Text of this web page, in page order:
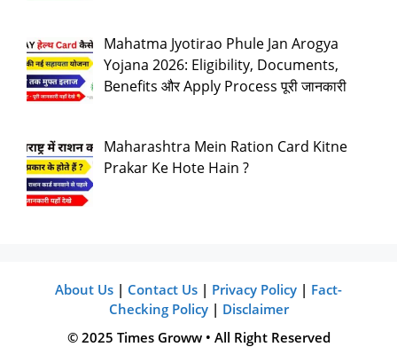
Mahatma Jyotirao Phule Jan Arogya
Yojana 2026: Eligibility, Documents,
Benefits और Apply Process पूरी जानकारी
Maharashtra Mein Ration Card Kitne
Prakar Ke Hote Hain ?
About Us | Contact Us | Privacy Policy | Fact-
Checking Policy| Disclaimer
© 2025 Times Groww • All Right Reserved